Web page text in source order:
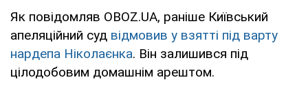
Як повідомляв OBOZ.UA, раніше Київський
апеляційний суд відмовив у взятті під варту
нардепа Ніколаєнка. Він залишився під
цілодобовим домашнім арештом.